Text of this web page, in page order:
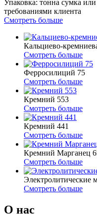
Упаковка: тонна сумка или
требованиями клиента
Смотреть больше
Кальциево-
Смотреть больше
Ферросилиций 75
Смотреть больше
Кремний 553
Смотреть больше
Кремний 441
Смотреть больше
Кремний Марганец
Смотреть больше
Электролитические
Смотреть больше
О нас